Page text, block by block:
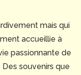
mais qui
accueillie à
passionnante de
souvenirs que